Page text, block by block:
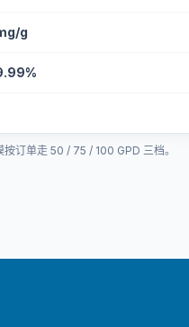
g
订单走 50 / 75 / 100 GPD 三档。